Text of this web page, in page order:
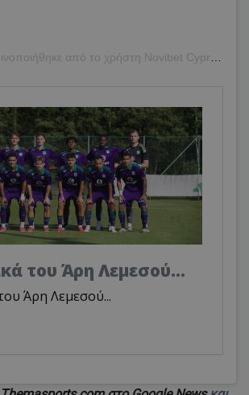
του Άρη Λεμεσού...
Άρη Λεμεσού...